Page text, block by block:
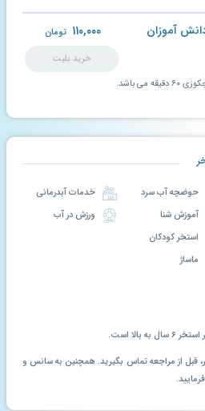
آموزان ۱۱۰,۰۰۰ تومان
خرید بلیت
باشد.
حوضچه آب سرد
آموزش شنا
خدمات آبدرمانی
بالا است.
قبل از مراجعه تماس بگیرید. همچنین به سانس و